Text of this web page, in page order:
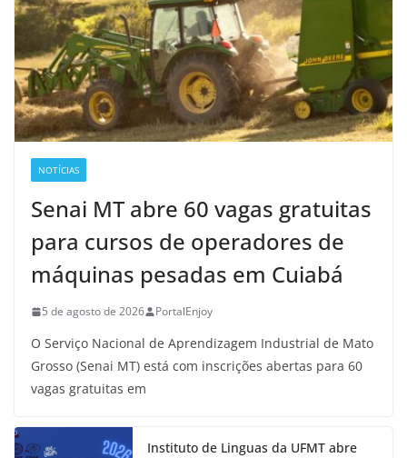
NOTÍCIAS
Senai MT abre 60 vagas gratuitas
para cursos de operadores de
máquinas pesadas em Cuiabá
5 de agosto de 2026 PortalEnjoy
O Serviço Nacional de Aprendizagem Industrial de Mato
Grosso (Senai MT) está com inscrições abertas para 60
vagas gratuitas em
Instituto de Linguas da UFMT abre